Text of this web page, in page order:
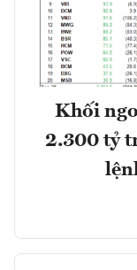
Khối
2.300 tỷ